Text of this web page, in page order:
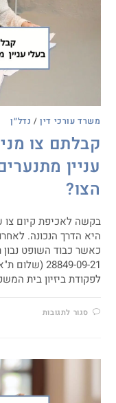
משרד עורכי דין/ נדל״ן
קבלתם צו
עניין
הצו?
היא הדרך הנכונה.
לפקודת ביזיון בית
סגור לתגובות